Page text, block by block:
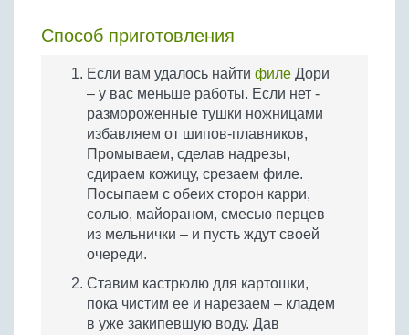
Способ приготовления
Если вам удалось найти филе Дори
– у вас меньше работы. Если нет -
размороженные тушки ножницами
избавляем от шипов-плавников,
Промываем, сделав надрезы,
сдираем кожицу, срезаем филе.
Посыпаем с обеих сторон карри,
солью, майораном, смесью перцев
из мельнички – и пусть ждут своей
очереди.
Ставим кастрюлю для картошки,
пока чистим ее и нарезаем – кладем
в уже закипевшую воду. Дав